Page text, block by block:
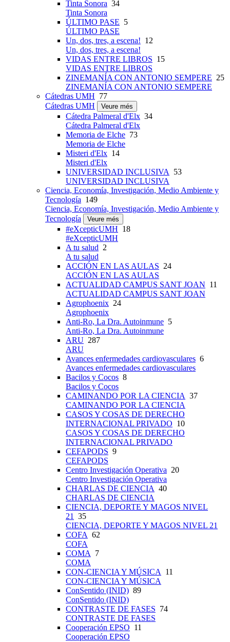
Tinta Sonora 34
Tinta Sonora
ÚLTIMO PASE 5
ÚLTIMO PASE
Un, dos, tres, a escena! 12
Un, dos, tres, a escena!
VIDAS ENTRE LIBROS 15
VIDAS ENTRE LIBROS
ZINEMANÍA CON ANTONIO SEMPERE 25
ZINEMANÍA CON ANTONIO SEMPERE
Cátedras UMH 77
Cátedras UMH
Veure més
Cátedra Palmeral d'Elx 34
Cátedra Palmeral d'Elx
Memoria de Elche 73
Memoria de Elche
Misteri d'Elx 14
Misteri d'Elx
UNIVERSIDAD INCLUSIVA
53
UNIVERSIDAD INCLUSIVA
Ciencia, Economía, Investigación, Medio Ambiente y
Tecnología 149
Ciencia, Economía, Investigación, Medio Ambiente y
Tecnología
Veure més
#eXcepticUMH 18
#eXcepticUMH
A tu salud 2
A tu salud
ACCIÓN EN LAS AULAS 24
ACCIÓN EN LAS AULAS
ACTUALIDAD CAMPUS SANT JOAN 11
ACTUALIDAD CAMPUS SANT JOAN
Agrophoenix 24
Agrophoenix
Anti-Ro, La Dra. Autoinmune 5
Anti-Ro, La Dra. Autoinmune
ARU 287
ARU
Avances enfermedades cardiovasculares 6
Avances enfermedades cardiovasculares
Bacilos y Cocos 8
Bacilos y Cocos
CAMINANDO POR LA CIENCIA 37
CAMINANDO POR LA CIENCIA
CASOS Y COSAS DE DERECHO
INTERNACIONAL PRIVADO 10
CASOS Y COSAS DE DERECHO
INTERNACIONAL PRIVADO
CEFAPODS 9
CEFAPODS
Centro Investigación Operativa 20
Centro Investigación Operativa
CHARLAS DE CIENCIA 40
CHARLAS DE CIENCIA
CIENCIA, DEPORTE Y MAGOS NIVEL
21
35
CIENCIA, DEPORTE Y MAGOS NIVEL 21
COFA 62
COFA
COMA
7
COMA
CON-CIENCIA Y MÚSICA
11
CON-CIENCIA Y MÚSICA
ConSentido (INID) 89
ConSentido (INID)
CONTRASTE DE FASES 74
CONTRASTE DE FASES
Cooperación EPSO 11
Cooperación EPSO